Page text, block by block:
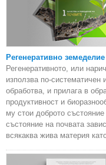
Регенеративно земеделие
Регенеративното, или
използва по-
обработва, и прилага в
продуктивност и
му стои доброто
състояние на почвата
всякаква жива материя